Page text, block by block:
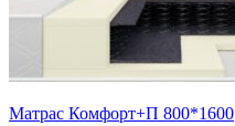
Матрас Комфорт+П 800*1600